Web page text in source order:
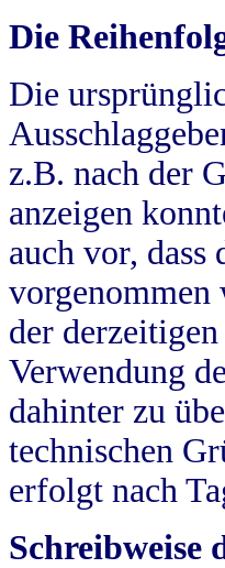
Die
Die
z.B. nach der
anzeigen
auch vor,
vorgenommen
der
Verwendung
dahinter zu
technischen
erfolgt nach
Schreibweise